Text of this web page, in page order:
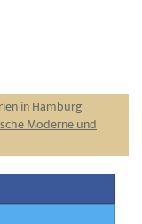
in Hamburg
Moderne und